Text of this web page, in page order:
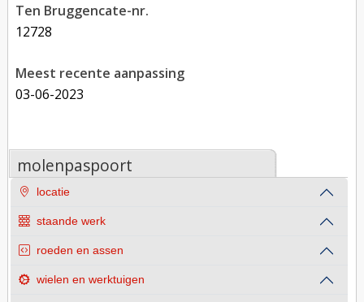
Ten Bruggencate-nr.
12728
Meest recente aanpassing
03-06-2023
molenpaspoort
locatie
staande werk
roeden en assen
wielen en werktuigen